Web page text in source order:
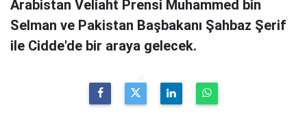
Arabistan Veliaht Prensi Muhammed bin
Selman ve Pakistan Başbakanı Şahbaz Şerif
ile Cidde'de bir araya gelecek.